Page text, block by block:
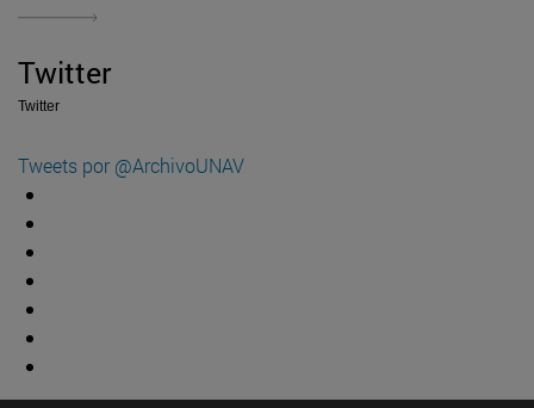
Twitter
Twitter
Tweets por @ArchivoUNAV